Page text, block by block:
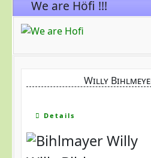
We are Höfi !!!
Willy
Details